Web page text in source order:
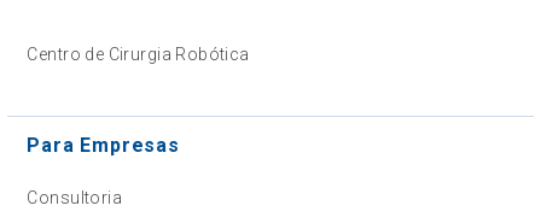
Centro de Cirurgia Robótica
Para Empresas
Consultoria